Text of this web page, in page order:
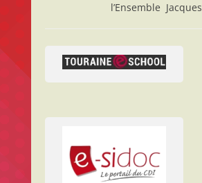
l’Ensemble Jacques